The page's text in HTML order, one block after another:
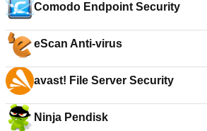
Comodo Endpoint Security
eScan Anti-virus
avast! File Server Security
Ninja Pendisk